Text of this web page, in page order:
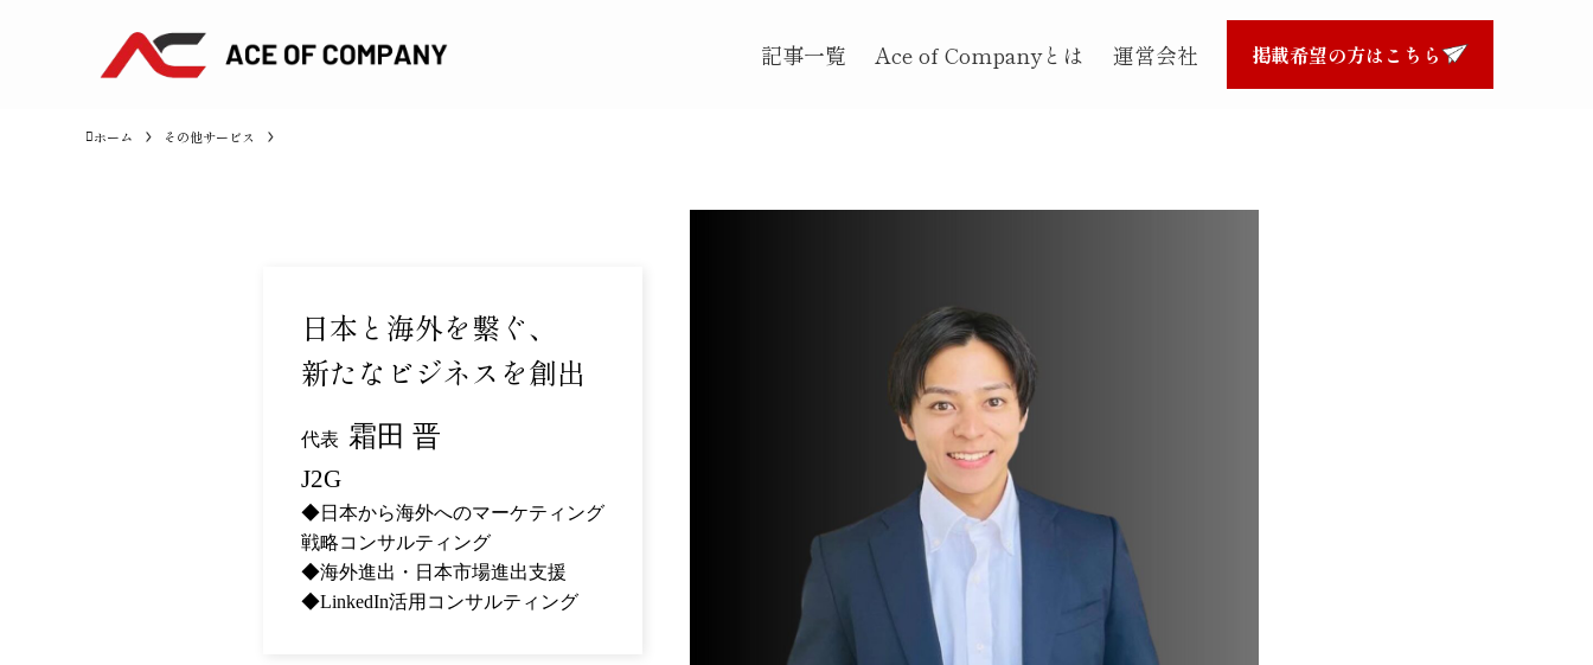
記事一覧 Ace of Companyとは 運営会社 掲載希望の方はこちら
ホーム その他サービス
日本と海外を繋ぐ、
新たなビジネスを創出
代表 霜田 晋
J2G
◆日本から海外へのマーケティング
戦略コンサルティング
◆海外進出・日本市場進出支援
◆LinkedIn活用コンサルティング